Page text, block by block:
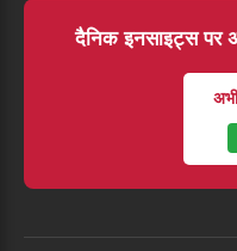
दैनिक इनसाइट्स पर